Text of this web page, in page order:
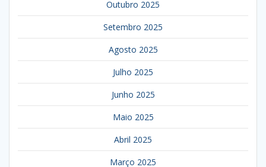
Outubro 2025
Setembro 2025
Agosto 2025
Julho 2025
Junho 2025
Maio 2025
Abril 2025
Março 2025